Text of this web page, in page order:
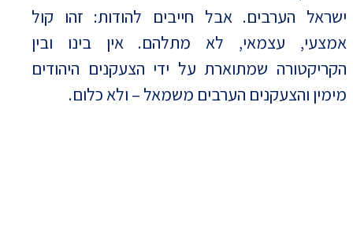
ישראל הערבים. אבל חייבים להודות: זהו קול
אמצעי, עצמאי, לא מתלהם. אין בינו ובין
הקריקטורה שמתוארת על ידי הצעקנים היהודים
מימין והצעקנים הערבים משמאל – ולא כלום.